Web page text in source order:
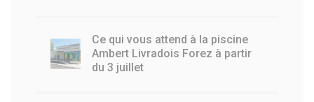
Ce qui vous attend à la piscine
Ambert Livradois Forez à partir
du 3 juillet